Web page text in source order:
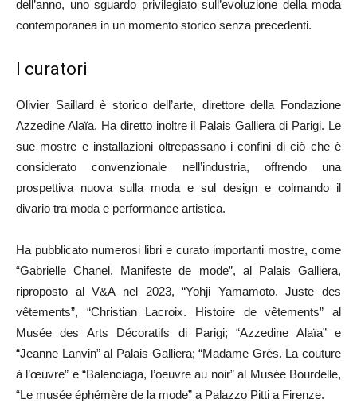
dell’anno, uno sguardo privilegiato sull’evoluzione della moda
contemporanea in un momento storico senza precedenti.
I curatori
Olivier Saillard è storico dell’arte, direttore della Fondazione
Azzedine Alaïa. Ha diretto inoltre il Palais Galliera di Parigi. Le
sue mostre e installazioni oltrepassano i confini di ciò che è
considerato convenzionale nell’industria, offrendo una
prospettiva nuova sulla moda e sul design e colmando il
divario tra moda e performance artistica.
Ha pubblicato numerosi libri e curato importanti mostre, come
“Gabrielle Chanel, Manifeste de mode”, al Palais Galliera,
riproposto al V&A nel 2023, “Yohji Yamamoto. Juste des
vêtements”, “Christian Lacroix. Histoire de vêtements” al
Musée des Arts Décoratifs di Parigi; “Azzedine Alaïa” e
“Jeanne Lanvin” al Palais Galliera; “Madame Grès. La couture
à l’œuvre” e “Balenciaga, l’oeuvre au noir” al Musée Bourdelle,
“Le musée éphémère de la mode” a Palazzo Pitti a Firenze.